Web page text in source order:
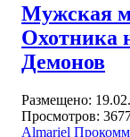
Мужская
Охотника
Демонов
Размещено:
Просмотров:
Almariel